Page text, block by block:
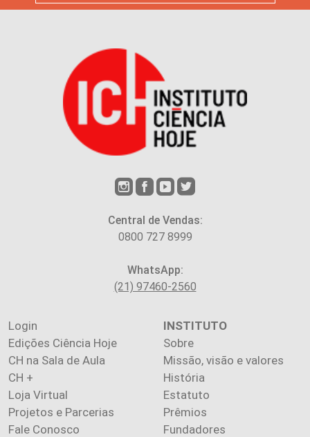
Central de Vendas:
0800 727 8999
WhatsApp:
(21) 97460-2560
Login
Edições Ciência Hoje
CH na Sala de Aula
CH +
Loja Virtual
Projetos e Parcerias
Fale Conosco
INSTITUTO
Sobre
Missão, visão e valores
História
Estatuto
Prêmios
Fundadores